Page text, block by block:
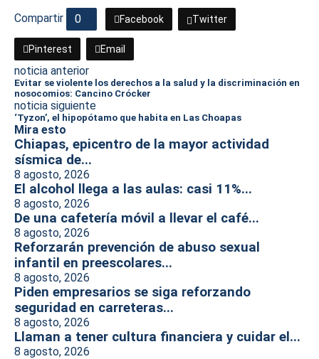
Compartir 0 Facebook Twitter
Pinterest Email
noticia anterior
Evitar se violente los derechos a la salud y la discriminación en
nosocomios: Cancino Crócker
noticia siguiente
‘Tyzon’, el hipopótamo que habita en Las Choapas
Mira esto
Chiapas, epicentro de la mayor actividad
sísmica de...
8 agosto, 2026
El alcohol llega a las aulas: casi 11%...
8 agosto, 2026
De una cafetería móvil a llevar el café...
8 agosto, 2026
Reforzarán prevención de abuso sexual
infantil en preescolares...
8 agosto, 2026
Piden empresarios se siga reforzando
seguridad en carreteras...
8 agosto, 2026
Llaman a tener cultura financiera y cuidar el...
8 agosto, 2026